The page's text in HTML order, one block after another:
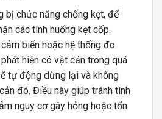
bị chức năng chống kẹt, để
các tình huống kẹt cốp.
biến hoặc hệ thống đo
phát hiện có vật cản trong quá
tự động dừng lại và không
đó. Điều này giúp tránh tình
nguy cơ gây hỏng hoặc tổn